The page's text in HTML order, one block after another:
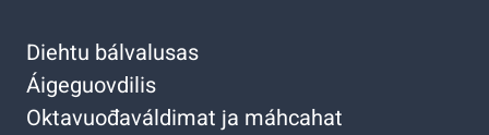
Diehtu bálvalusas
Áigeguovdilis
Oktavuođaváldimat ja máhcahat